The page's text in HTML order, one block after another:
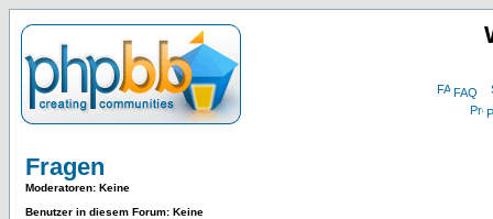
FAQ
Fragen
Moderatoren: Keine
Benutzer in diesem Forum: Keine